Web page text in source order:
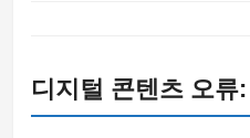
디지털 콘텐츠 오류